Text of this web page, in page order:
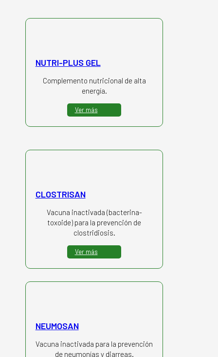
NUTRI-PLUS GEL
Complemento nutricional de alta
energía.
Ver más
CLOSTRISAN
Vacuna inactivada (bacterina-
toxoide) para la prevención de
clostridiosis.
Ver más
NEUMOSAN
Vacuna inactivada para la prevención
de neumonías y diarreas.